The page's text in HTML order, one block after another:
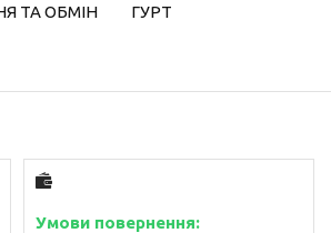
ТА ОБМІН ГУРТ